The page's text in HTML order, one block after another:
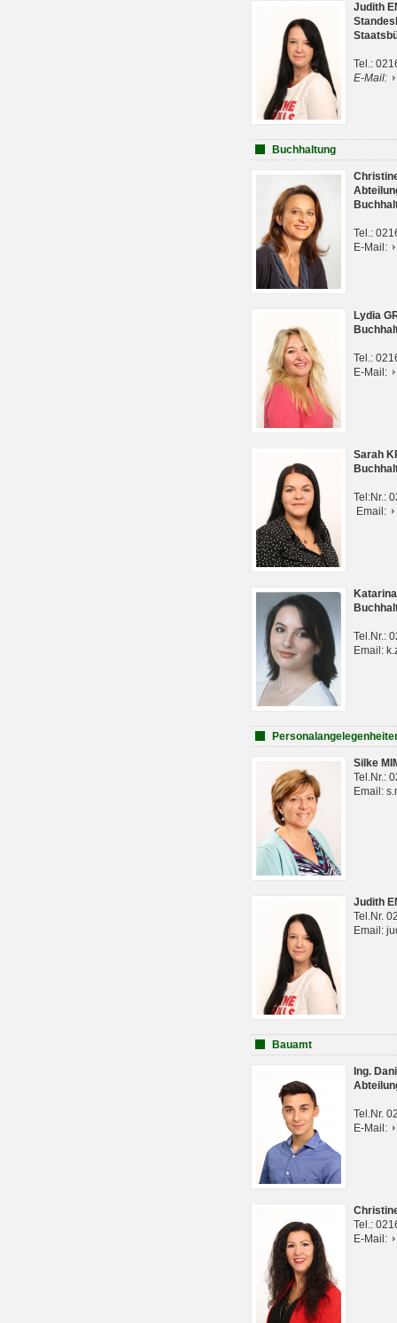
Judith
Tel.:
E-Mail:
Buchhaltung
Tel.:
E-Mail:
Lydia
Tel.:
E-Mail:
Sarah
Tel:Nr.:
Email:
Tel.Nr.:
Email:
Silke
Tel.Nr.:
Email:
Judith
Tel.Nr.
Email:
Bauamt
Ing.
Tel.Nr.
E-Mail:
Tel.:
E-Mail: